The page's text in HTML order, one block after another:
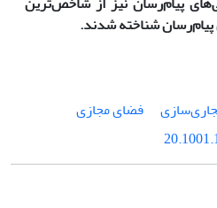
شناخته‌ شدند.
فضای مجازی